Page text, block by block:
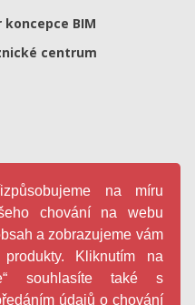
koncepce BIM
centrum
na míru
chování na webu
a zobrazujeme vám
Kliknutím na
souhlasíte také s
údajů o chování